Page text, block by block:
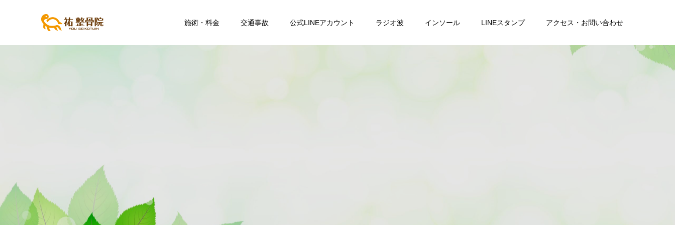
施術・料金 交通事故 公式LINEアカウント ラジオ波 インソール LINEスタンプ アクセス・お問い合わせ